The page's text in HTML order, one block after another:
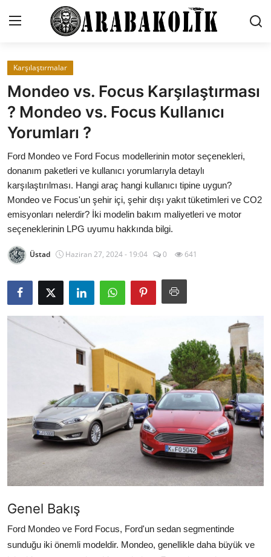
Genel
İletişim
Karşılaştırmalar
Testler
Markalar
Öneriler
Motosiklet
Paketler
Yağlar
Oto Bilgi
Karşılaştırmalar
Mondeo vs. Focus Karşılaştırması
? Mondeo vs. Focus Kullanıcı
Yorumları ?
Ford Mondeo ve Ford Focus modellerinin motor seçenekleri,
donanım paketleri ve kullanıcı yorumlarıyla detaylı
karşılaştırılması. Hangi araç hangi kullanıcı tipine uygun?
Mondeo ve Focus'un şehir içi, şehir dışı yakıt tüketimleri ve CO2
emisyonları nelerdir? İki modelin bakım maliyetleri ve motor
seçeneklerinin LPG uyumu hakkında bilgi.
Üstad Haziran 27, 2024 - 19:04 0 641
Genel Bakış
Ford Mondeo ve Ford Focus, Ford'un sedan segmentinde
sunduğu iki önemli modeldir. Mondeo, genellikle daha büyük ve